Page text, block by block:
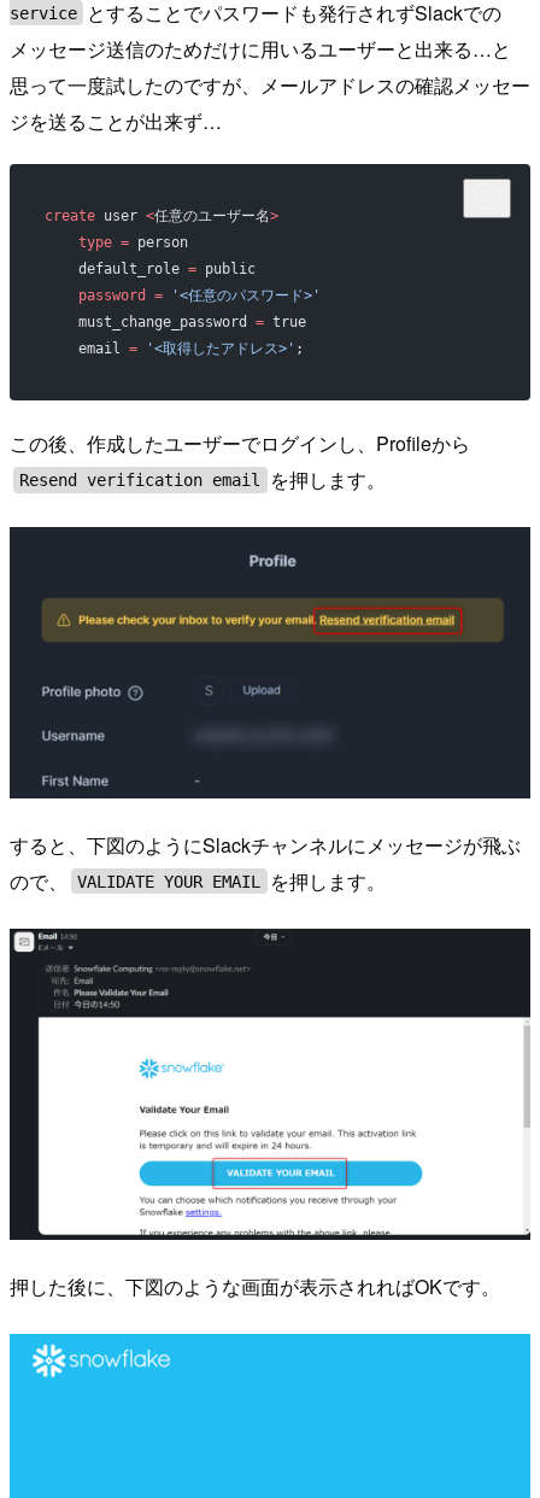
service
とすることでパスワードも発行されずSlackでの
メッセージ送信のためだけに用いるユーザーと出来る…と
思って一度試したのですが、メールアドレスの確認メッセー
ジを送ることが出来ず…
create user <任意のユーザー名>
    type
= person
    default_role
= public
    password
= '<任意のパスワード>'
    must_change_password
= true
    email
= '<取得したアドレス>' ;
この後、作成したユーザーでログインし、Profileから
Resend verification email を押します。
すると、下図のようにSlackチャンネルにメッセージが飛ぶ
ので、
VALIDATE YOUR EMAIL を押します。
押した後に、下図のような画面が表示されればOKです。